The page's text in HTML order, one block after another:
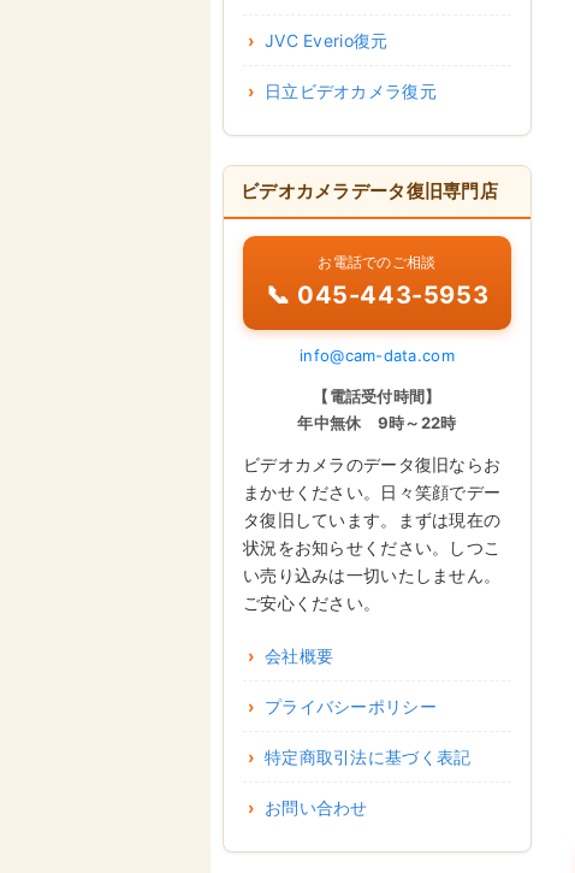
JVC Everio復元
日立ビデオカメラ復元
ビデオカメラデータ復旧専門店
お電話でのご相談
📞 045-443-5953
info@cam-data.com
【電話受付時間】
年中無休 9時～22時
ビデオカメラのデータ復旧ならお
まかせください。日々笑顔でデー
タ復旧しています。まずは現在の
状況をお知らせください。しつこ
い売り込みは一切いたしません。
ご安心ください。
会社概要
プライバシーポリシー
特定商取引法に基づく表記
お問い合わせ